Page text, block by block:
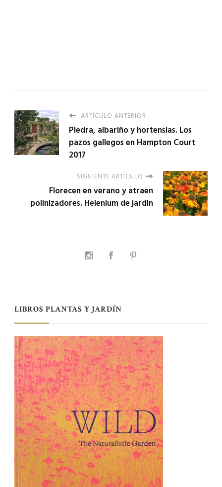
ARTÍCULO ANTERIOR
Piedra, albariño y hortensias. Los
pazos gallegos en Hampton Court
2017
SIGUIENTE ARTÍCULO
Florecen en verano y atraen
polinizadores. Helenium de jardin
LIBROS PLANTAS Y JARDÍN